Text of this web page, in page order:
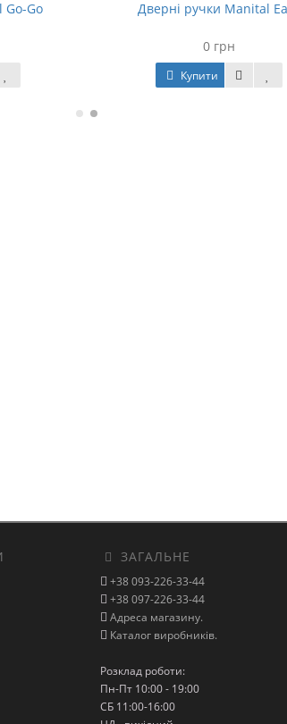
Go-Go Дверні ручки Manital
0 грн
Купити
ЗАГАЛЬНЕ
+38 093-226-33-44
+38 097-226-33-44
Адреса магазину.
Каталог виробників.
Розклад роботи:
Пн-Пт 10:00 - 19:00
СБ 11:00-16:00